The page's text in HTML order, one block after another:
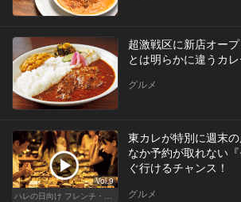
超激戦区に新店オー
とは明らかに違うカ
グルメ
Vol.9
ハレの日向け フレンチ・高級店
東カレが特別に週末
なか予約が取れない
ぐ行けるチャンス！
グルメ